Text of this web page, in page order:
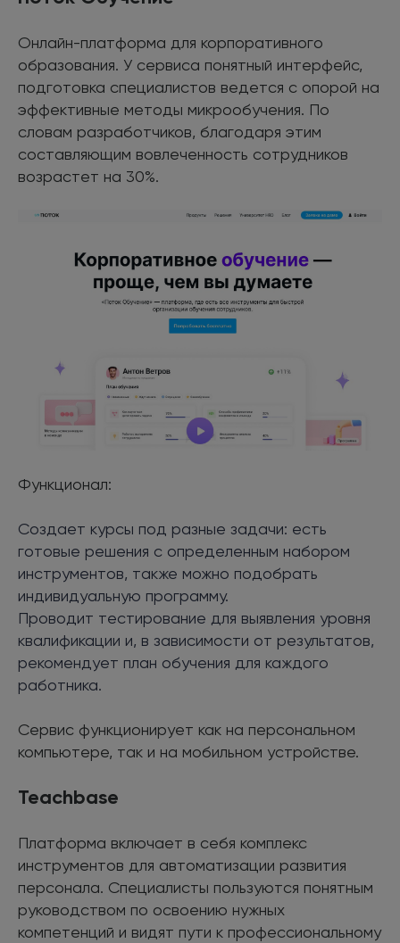
Онлайн-платформа для корпоративного
образования. У сервиса понятный интерфейс,
подготовка специалистов ведется с опорой на
эффективные методы микрообучения. По
словам разработчиков, благодаря этим
составляющим вовлеченность сотрудников
возрастет на 30%.
Функционал:
Создает курсы под разные задачи: есть
готовые решения с определенным набором
инструментов, также можно подобрать
индивидуальную программу.
Проводит тестирование для выявления уровня
квалификации и, в зависимости от результатов,
рекомендует план обучения для каждого
работника.
Сервис функционирует как на персональном
компьютере, так и на мобильном устройстве.
Teachbase
Платформа включает в себя комплекс
инструментов для автоматизации развития
персонала. Специалисты пользуются понятным
руководством по освоению нужных
компетенций и видят пути к профессиональному